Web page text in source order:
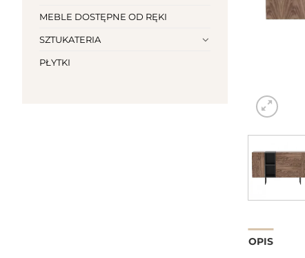
MEBLE DOSTĘPNE OD RĘKI
SZTUKATERIA
PŁYTKI
OPIS